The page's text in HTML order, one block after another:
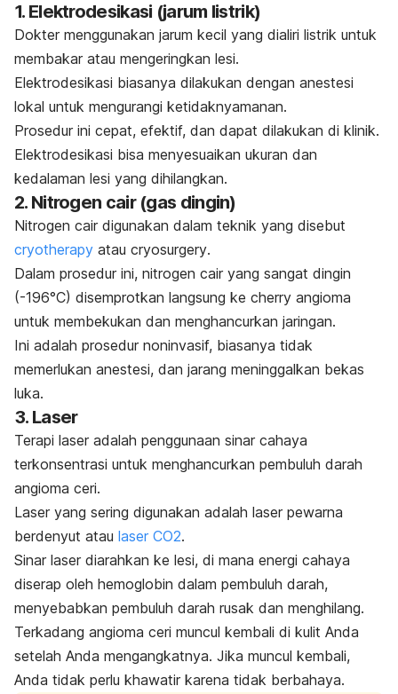
1. Elektrodesikasi (jarum listrik)
Dokter menggunakan jarum kecil yang dialiri listrik untuk
membakar atau mengeringkan lesi.
Elektrodesikasi biasanya dilakukan dengan anestesi
lokal untuk mengurangi ketidaknyamanan.
Prosedur ini cepat, efektif, dan dapat dilakukan di klinik.
Elektrodesikasi bisa menyesuaikan ukuran dan
kedalaman lesi yang dihilangkan.
2. Nitrogen cair (gas dingin)
Nitrogen cair digunakan dalam teknik yang disebut
cryotherapy atau cryosurgery.
Dalam prosedur ini, nitrogen cair yang sangat dingin
(-196°C) disemprotkan langsung ke cherry angioma
untuk membekukan dan menghancurkan jaringan.
Ini adalah prosedur noninvasif, biasanya tidak
memerlukan anestesi, dan jarang meninggalkan bekas
luka.
3. Laser
Terapi laser adalah penggunaan sinar cahaya
terkonsentrasi untuk menghancurkan pembuluh darah
angioma ceri.
Laser yang sering digunakan adalah laser pewarna
berdenyut atau laser CO2.
Sinar laser diarahkan ke lesi, di mana energi cahaya
diserap oleh hemoglobin dalam pembuluh darah,
menyebabkan pembuluh darah rusak dan menghilang.
Terkadang angioma ceri muncul kembali di kulit Anda
setelah Anda mengangkatnya. Jika muncul kembali,
Anda tidak perlu khawatir karena tidak berbahaya.